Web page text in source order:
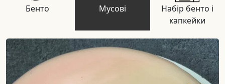
Бенто Мусові
Набір бенто і
капкейки